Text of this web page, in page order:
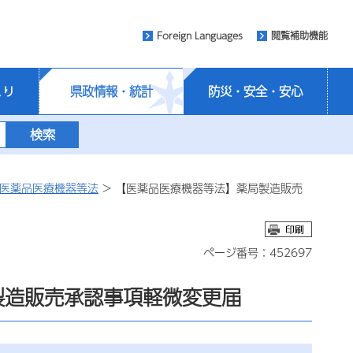
Foreign Languages 閲覧補助機能
県政情報・統計 防災・安全・安心
医薬品医療機器等法 > 【医薬品医療機器等法】薬局製造販売
ページ番号：452697
販売承認事項軽微変更届